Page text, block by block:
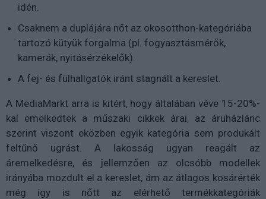
idén.
Csaknem a duplájára nőt az okosotthon-kategóriába
tartozó kütyük forgalma (pl. fogyasztásmérők,
kamerák, nyitásérzékelők).
A fej- és fülhallgatók iránt stagnált a kereslet.
A MediaMarkt arra is kitért, hogy általában véve 15-20%-
kal emelkedtek a műszaki cikkek árai, az áruházlánc
szerint viszont eközben egyik kategória sem produkált
feltűnő ugrást. A lakosság ugyan reagált az
áremelkedésre, és jellemzően az olcsóbb modellek
irányába mozdult el a kereslet, ám az átlagos kosárérték
még így is nőtt az elérhető termékkategóriák